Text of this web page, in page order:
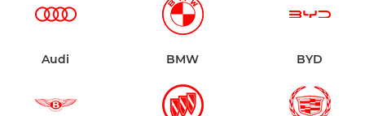
Audi BMW BYD